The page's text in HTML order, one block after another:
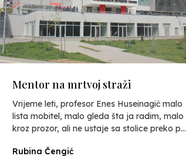
Mentor na mrtvoj straži
Vrijeme leti, profesor Enes Huseinagić malo
lista mobitel, malo gleda šta ja radim, malo
kroz prozor, ali ne ustaje sa stolice preko p...
Rubina Čengić